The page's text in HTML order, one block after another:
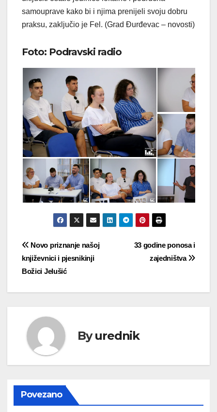
samouprave kako bi i njima prenijeli svoju dobru
praksu, zaključio je Fel. (Grad Đurđevac – novosti)
Foto: Podravski radio
Navigacija
objava
33 godine ponosa i
zajedništva
Novo priznanje našoj
književnici i pjesnikinji
Božici Jelušić
Byurednik
Povezano